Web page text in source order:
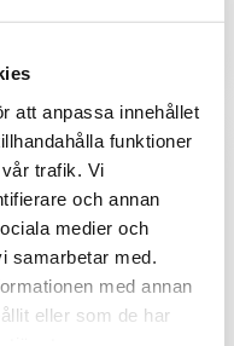
att anpassa innehållet
funktioner
trafik. Vi
och annan
medier och
samarbetar med.
med annan
eller som de har